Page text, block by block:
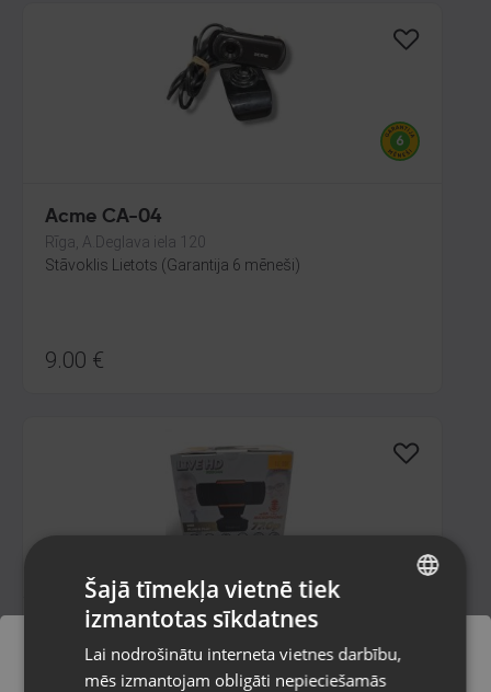
Acme CA-04
Rīga, A.Deglava iela 120
Stāvoklis Lietots (Garantija 6 mēneši)
9.00 €
Live HD Webcam
Kuldīga, Liepājas iela 9
Stāvoklis Jauns (Garantija 24 mēneši)
RUSSIAN
Šajā tīmekļa vietnē tiek
izmantotas sīkdatnes
Lai nodrošinātu interneta vietnes darbību,
mēs izmantojam obligāti nepieciešamās